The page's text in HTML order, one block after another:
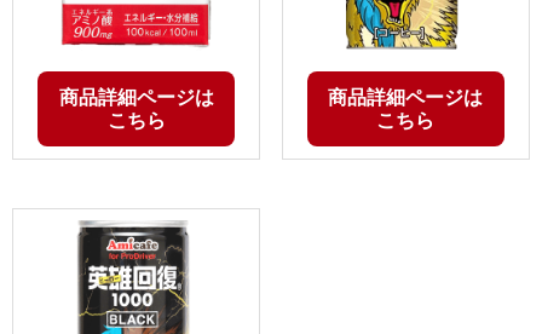
商品詳細ページは
こちら
商品詳細ページは
こちら